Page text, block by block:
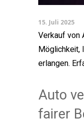
15. Juli 2025
Verkauf von
Möglichkeit,
erlangen.
Auto
fairer